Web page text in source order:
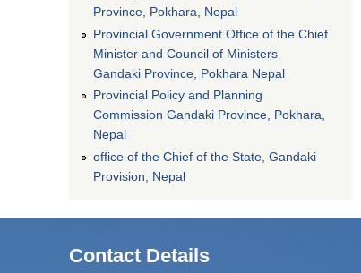
Province, Pokhara, Nepal
Provincial Government Office of the Chief
Minister and Council of Ministers
Gandaki Province, Pokhara Nepal
Provincial Policy and Planning
Commission Gandaki Province, Pokhara,
Nepal
office of the Chief of the State, Gandaki
Provision, Nepal
Contact Details